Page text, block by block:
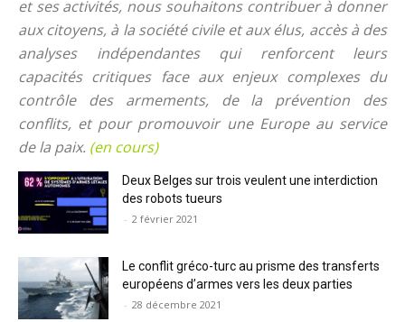
et ses activités, nous souhaitons contribuer à donner
aux citoyens, à la société civile et aux élus, accès à des
analyses indépendantes qui renforcent leurs
capacités critiques face aux enjeux complexes du
contrôle des armements, de la prévention des
conflits, et pour promouvoir une Europe au service
de la paix. (en cours)
Deux Belges sur trois veulent une interdiction
des robots tueurs
- 2 février 2021
Le conflit gréco-turc au prisme des transferts
européens d’armes vers les deux parties
- 28 décembre 2021